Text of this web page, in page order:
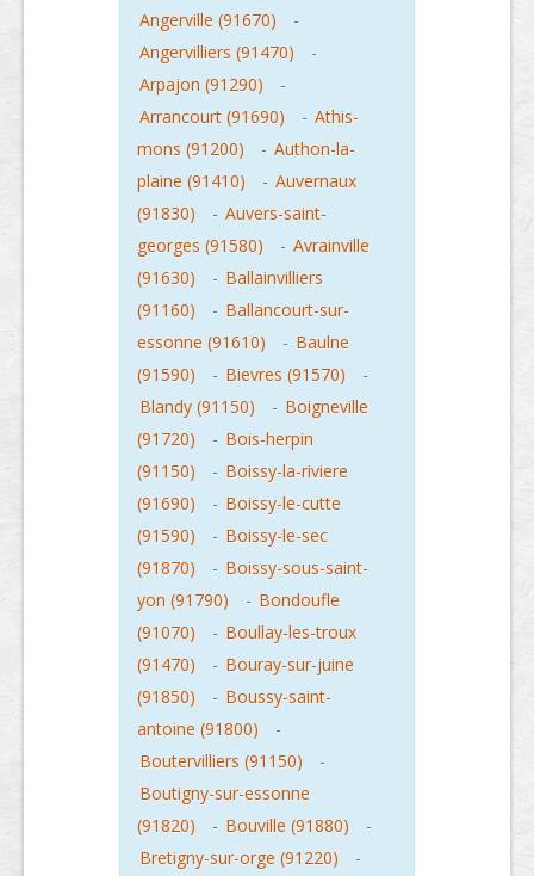
Angerville (91670)
-
Angervilliers (91470)
-
Arpajon (91290)
-
Arrancourt (91690)
- Athis-
mons (91200)
- Authon-la-
plaine (91410)
- Auvernaux
(91830)
- Auvers-saint-
georges (91580)
- Avrainville
(91630)
- Ballainvilliers
(91160)
- Ballancourt-sur-
essonne (91610)
- Baulne
(91590)
- Bievres (91570)
-
Blandy (91150)
- Boigneville
(91720)
- Bois-herpin
(91150)
- Boissy-la-riviere
(91690)
- Boissy-le-cutte
(91590)
- Boissy-le-sec
(91870)
- Boissy-sous-saint-
yon (91790)
- Bondoufle
(91070)
- Boullay-les-troux
(91470)
- Bouray-sur-juine
(91850)
- Boussy-saint-
antoine (91800)
-
Boutervilliers (91150)
-
Boutigny-sur-essonne
(91820)
- Bouville (91880)
-
Bretigny-sur-orge (91220)
-